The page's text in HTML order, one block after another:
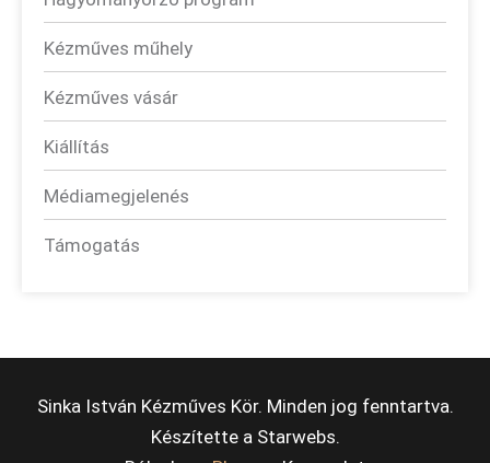
Kézműves műhely
Kézműves vásár
Kiállítás
Médiamegjelenés
Támogatás
Sinka István Kézműves Kör. Minden jog fenntartva.
Készítette a Starwebs.